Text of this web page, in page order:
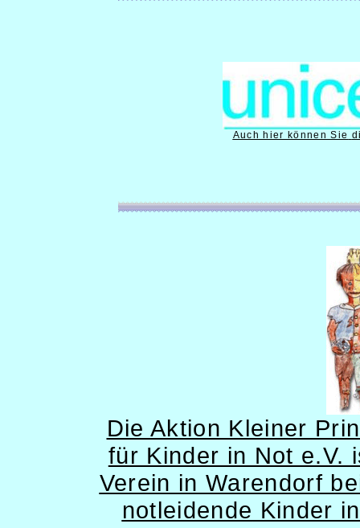
Auch hier können Sie
Die Aktion Kleiner
für Kinder in Not e.V.
Verein in Warendorf
notleidende Kinder